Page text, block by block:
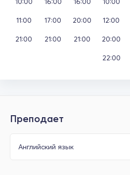
11:00
21:00
17:00
21:00
20:00
21:00
12:00
20:00
22:00
Преподает